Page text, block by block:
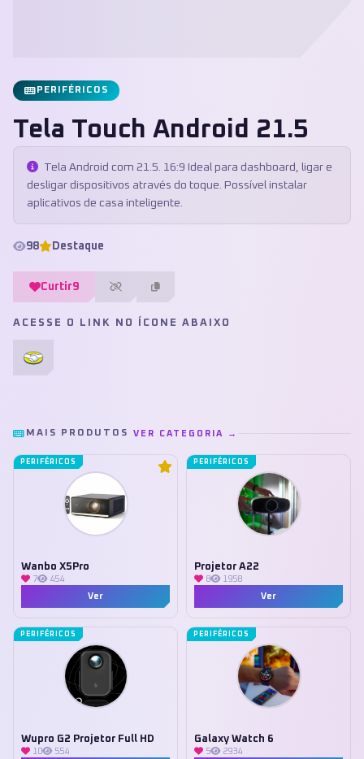
PERIFÉRICOS
Tela Touch Android 21.5
Tela Android com 21.5. 16:9 Ideal para dashboard, ligar e
desligar dispositivos através do toque. Possível instalar
aplicativos de casa inteligente.
98 Destaque
Curtir9
ACESSE O LINK NO ÍCONE ABAIXO
MAIS PRODUTOS VER CATEGORIA →
PERIFÉRICOS
Wanbo X5Pro
7
454
Ver
PERIFÉRICOS
Projetor A22
8
1958
Ver
PERIFÉRICOS
Wupro G2 Projetor Full HD
10
554
PERIFÉRICOS
Galaxy Watch 6
5
2934